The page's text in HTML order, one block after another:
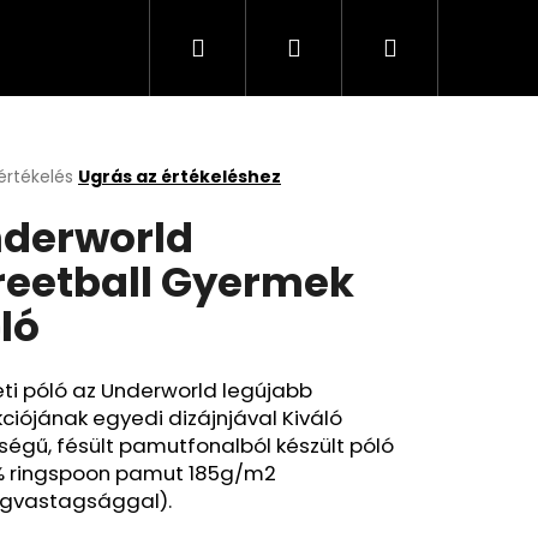
KeresésBejelentkezés
Kosár
Ugrás az értékeléshez
Gyermek
póló az Underworld legújabb
egyedi dizájnjával Kiváló
fésült pamutfonalból készült póló
ringspoon pamut 185g/m2